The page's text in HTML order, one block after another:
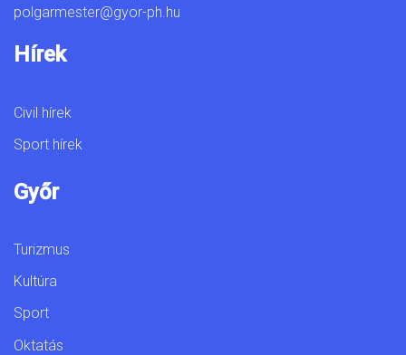
polgarmester@gyor-ph.hu
Hírek
Civil hírek
Sport hírek
Győr
Turizmus
Kultúra
Sport
Oktatás